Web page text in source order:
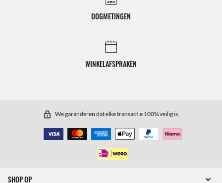
OOGMETINGEN
WINKELAFSPRAKEN
We garanderen dat elke transactie 100% veilig is.
SHOP OP